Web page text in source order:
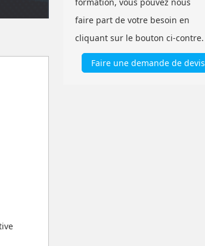
faire part de votre besoin en
cliquant sur le bouton ci-contre.
Faire une demande de devis